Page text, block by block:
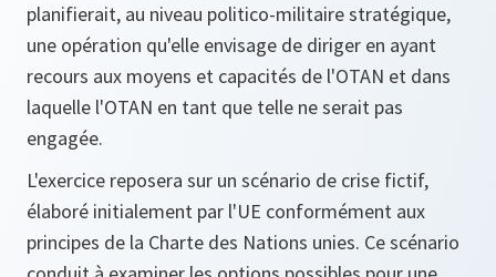
planifierait, au niveau politico-militaire stratégique,
une opération qu'elle envisage de diriger en ayant
recours aux moyens et capacités de l'OTAN et dans
laquelle l'OTAN en tant que telle ne serait pas
engagée.
L'exercice reposera sur un scénario de crise fictif,
élaboré initialement par l'UE conformément aux
principes de la Charte des Nations unies. Ce scénario